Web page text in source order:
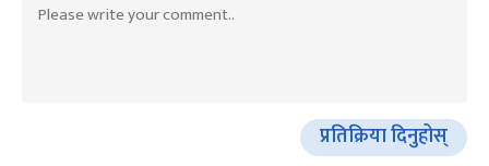
प्रतिक्रिया दिनुहोस्